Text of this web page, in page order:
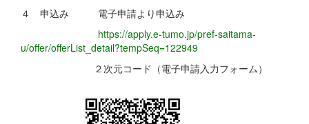
４ 申込み 電子申請より申込み
https://apply.e-tumo.jp/pref-saitama-
u/offer/offerList_detail?tempSeq=122949
２次元コード（電子申請入力フォーム）